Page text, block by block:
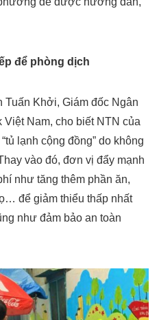
để phòng dịch
Tuấn Khởi, Giám đốc Ngân
Nam, cho biết NTN của
lạnh cộng đồng” do không
vào đó, đơn vị đẩy mạnh
như tăng thêm phần ăn,
để giảm thiểu thấp nhất
như đảm bảo an toàn